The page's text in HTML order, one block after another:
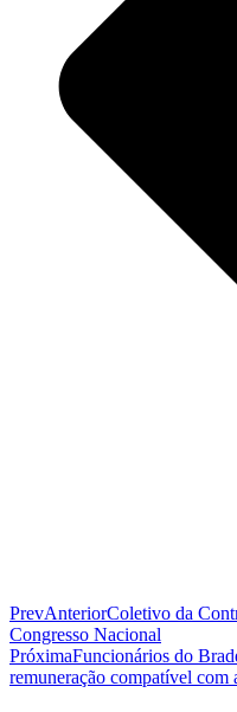
PrevAnteriorColetivo da
Congresso Nacional
PróximaFuncionários do
remuneração compatível com